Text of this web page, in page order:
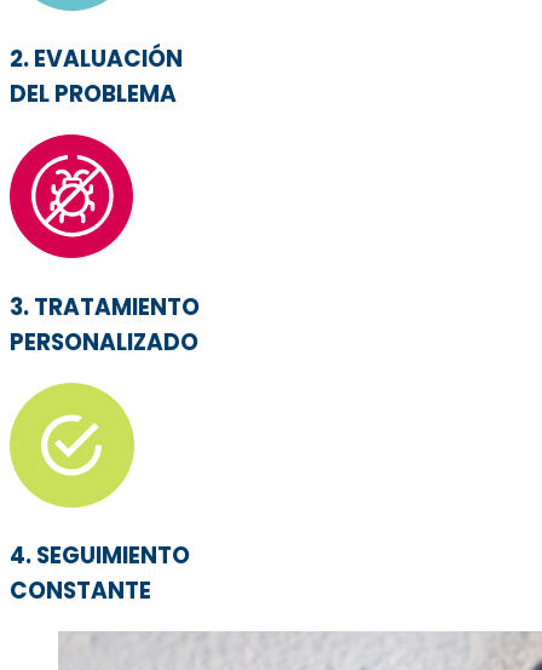
2. EVALUACIÓN
DEL PROBLEMA
3. TRATAMIENTO
PERSONALIZADO
4. SEGUIMIENTO
CONSTANTE